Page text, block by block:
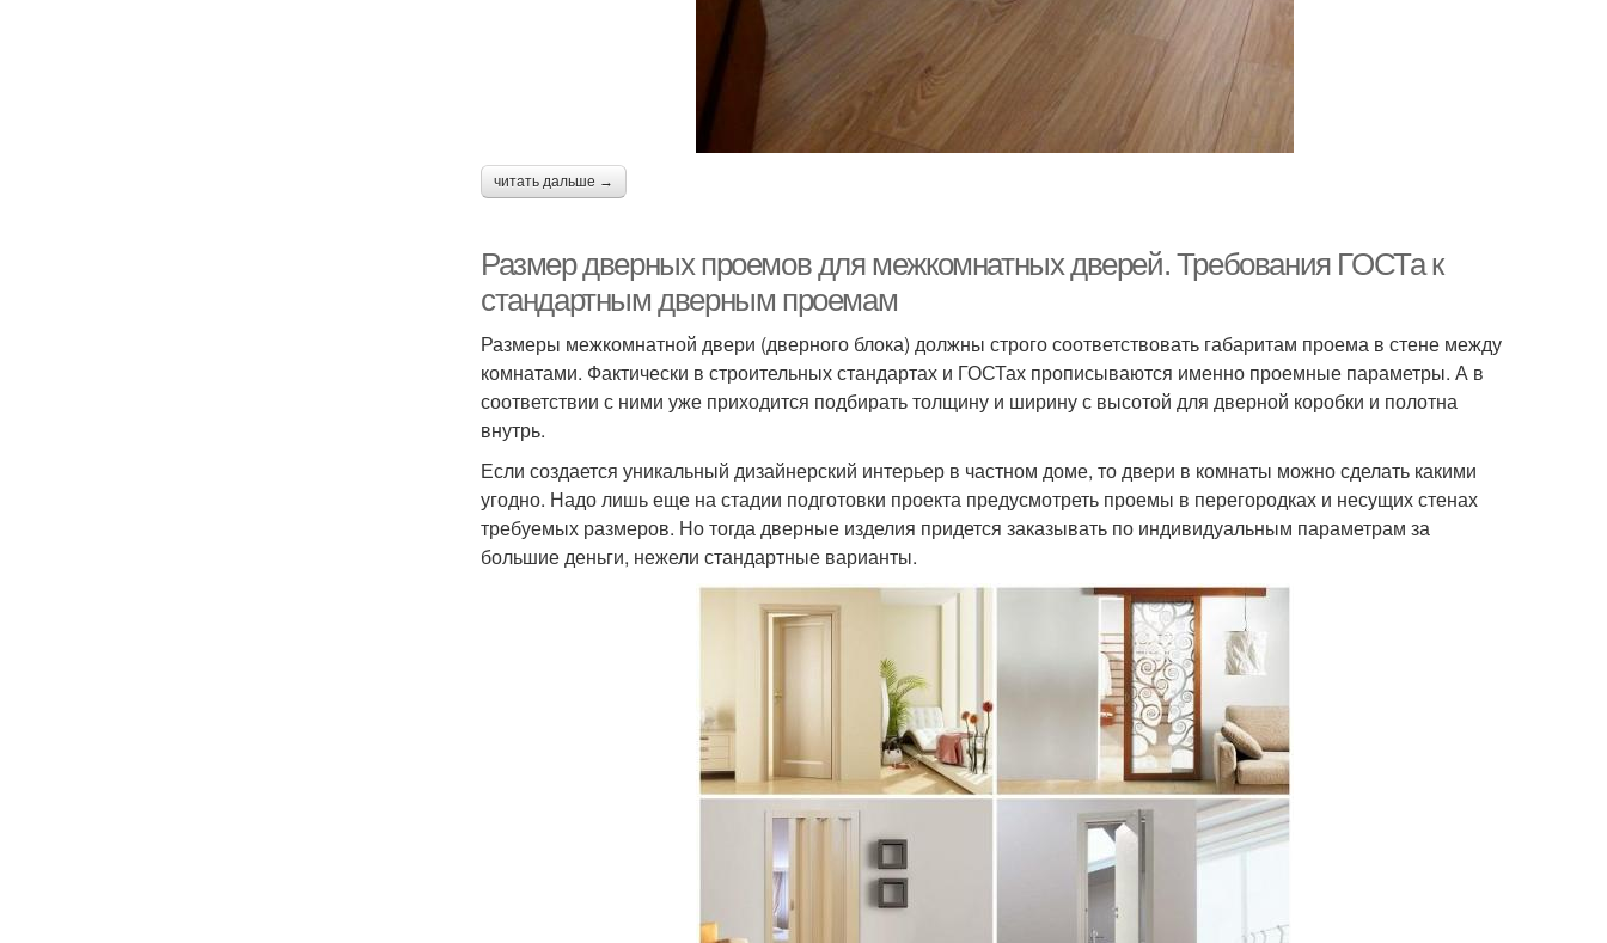
читать дальше →
Размер дверных проемов для межкомнатных дверей. Требования ГОСТа к
стандартным дверным проемам
Размеры межкомнатной двери (дверного блока) должны строго соответствовать габаритам проема в стене между
комнатами. Фактически в строительных стандартах и ГОСТах прописываются именно проемные параметры. А в
соответствии с ними уже приходится подбирать толщину и ширину с высотой для дверной коробки и полотна
внутрь.
Если создается уникальный дизайнерский интерьер в частном доме, то двери в комнаты можно сделать какими
угодно. Надо лишь еще на стадии подготовки проекта предусмотреть проемы в перегородках и несущих стенах
требуемых размеров. Но тогда дверные изделия придется заказывать по индивидуальным параметрам за
большие деньги, нежели стандартные варианты.